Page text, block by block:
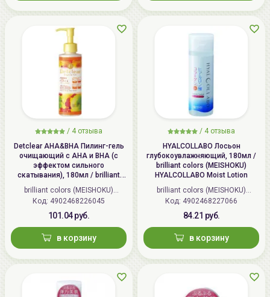
/ 4 отзыва
Detclear AHA&BHA Пилинг-гель
очищающий с AHA и BHA (с
эффектом сильного
скатывания), 180мл / brilliant
colors (MEISHOKU) Detclear
Bright&Peel AHA&BHA Fruits
Peeling Jelly
brilliant colors (MEISHOKU)
(Япония)
Код: 4902468226045
101.04 руб.
в корзину
/ 4 отзыва
HYALCOLLABO Лосьон
глубокоувлажняющий, 180мл /
brilliant colors (MEISHOKU)
HYALCOLLABO Moist Lotion
brilliant colors (MEISHOKU)
(Япония)
Код: 4902468227066
84.21 руб.
в корзину